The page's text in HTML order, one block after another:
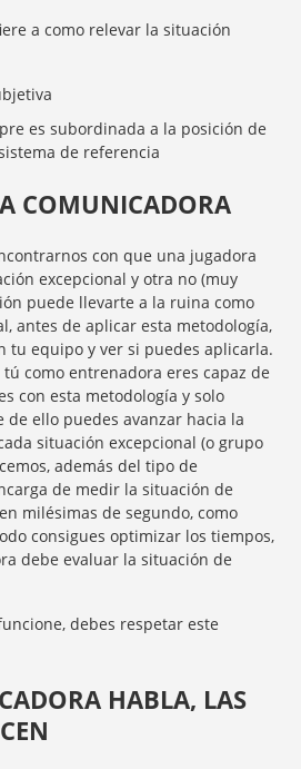
a como relevar la situación
es subordinada a la posición de
de referencia
COMUNICADORA
con que una jugadora
excepcional y otra no (muy
puede llevarte a la ruina como
antes de aplicar esta metodología,
tu equipo y ver si puedes aplicarla.
como entrenadora eres capaz de
con esta metodología y solo
de ello puedes avanzar hacia la
situación excepcional (o grupo
además del tipo de
de medir la situación de
milésimas de segundo, como
consigues optimizar los tiempos,
debe evaluar la situación de
debes respetar este
HABLA, LAS